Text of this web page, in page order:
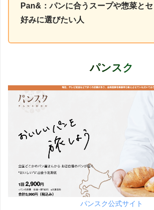
Pan&：パンに合うスープや惣菜と
好みに選びたい人
パンスク
パンスク公式サイト